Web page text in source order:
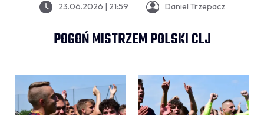
23.06.2026 | 21:59 Daniel Trzepacz
POGOŃ MISTRZEM POLSKI CLJ